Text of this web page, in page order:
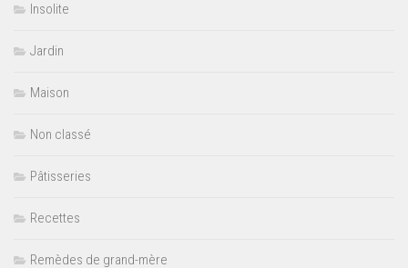
Insolite
Jardin
Maison
Non classé
Pâtisseries
Recettes
Remèdes de grand-mère